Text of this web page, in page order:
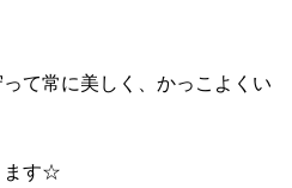
て常に美しく、かっこよくい
ます☆